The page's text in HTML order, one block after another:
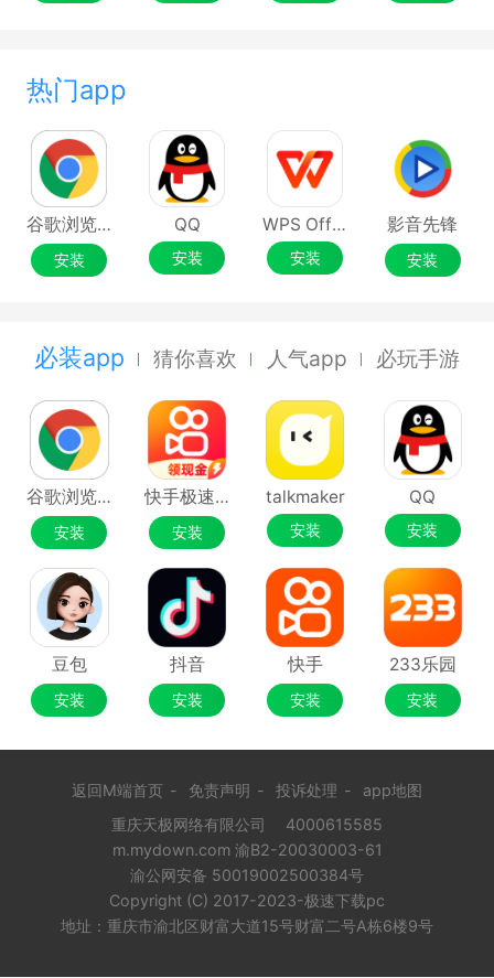
热门app
谷歌浏览器Google Chrome
安装
QQ
安装
WPS Office
安装
影音先锋
安装
必装app 猜你喜欢 人气app 必玩手游
谷歌浏览器Google Chrome
安装
快手极速版
安装
talkmaker
安装
QQ
安装
豆包
安装
抖音
安装
快手
安装
233乐园
安装
返回M端首页 - 免责声明 - 投诉处理 -
app地图
重庆天极网络有限公司
4000615585
m.mydown.com 渝B2-20030003-61
渝公网安备 50019002500384号
Copyright (C) 2017-2023-极速下载pc
地址：重庆市渝北区财富大道15号财富二号A栋6楼9号